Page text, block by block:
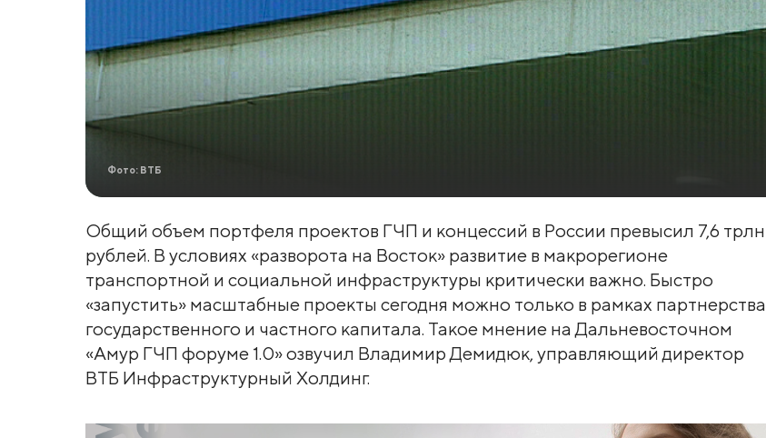
Фото: ВТБ
Общий объем портфеля проектов ГЧП и концессий в России превысил 7,6 трлн
рублей. В условиях «разворота на Восток» развитие в макрорегионе
транспортной и социальной инфраструктуры критически важно. Быстро
«запустить» масштабные проекты сегодня можно только в рамках партнерства
государственного и частного капитала. Такое мнение на Дальневосточном
«Амур ГЧП форуме 1.0» озвучил Владимир Демидюк, управляющий директор
ВТБ Инфраструктурный Холдинг.